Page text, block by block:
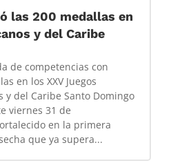
las 200 medallas en
y del Caribe
de competencias con
en los XXV Juegos
y del Caribe Santo Domingo
viernes 31 de
en la primera
que ya supera...